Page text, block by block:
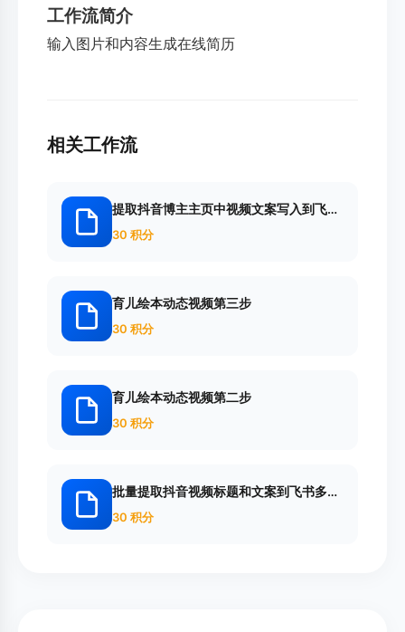
工作流简介
输入图片和内容生成在线简历
相关工作流
提取抖音博主主页中视频文案写入到飞书
多维
30 积分
育儿绘本动态视频第三步
30 积分
育儿绘本动态视频第二步
30 积分
批量提取抖音视频标题和文案到飞书多维
表格
30 积分